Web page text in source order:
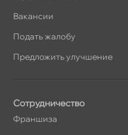
акансии
Подать жалобу
Предложить улучшение
Сотрудничество
Франшиза